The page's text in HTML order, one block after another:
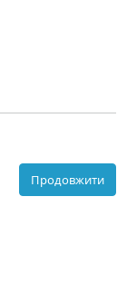
Продовжити